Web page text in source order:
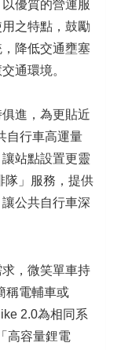
優質的營運服
之特點，鼓勵
降低交通壅塞
通環境。
進，為更貼近
自行車高運量
站點設置更靈
隊」服務，提供
公共自行車深
，微笑單車持
稱電輔車或
2.0為相同系
高容量鋰電